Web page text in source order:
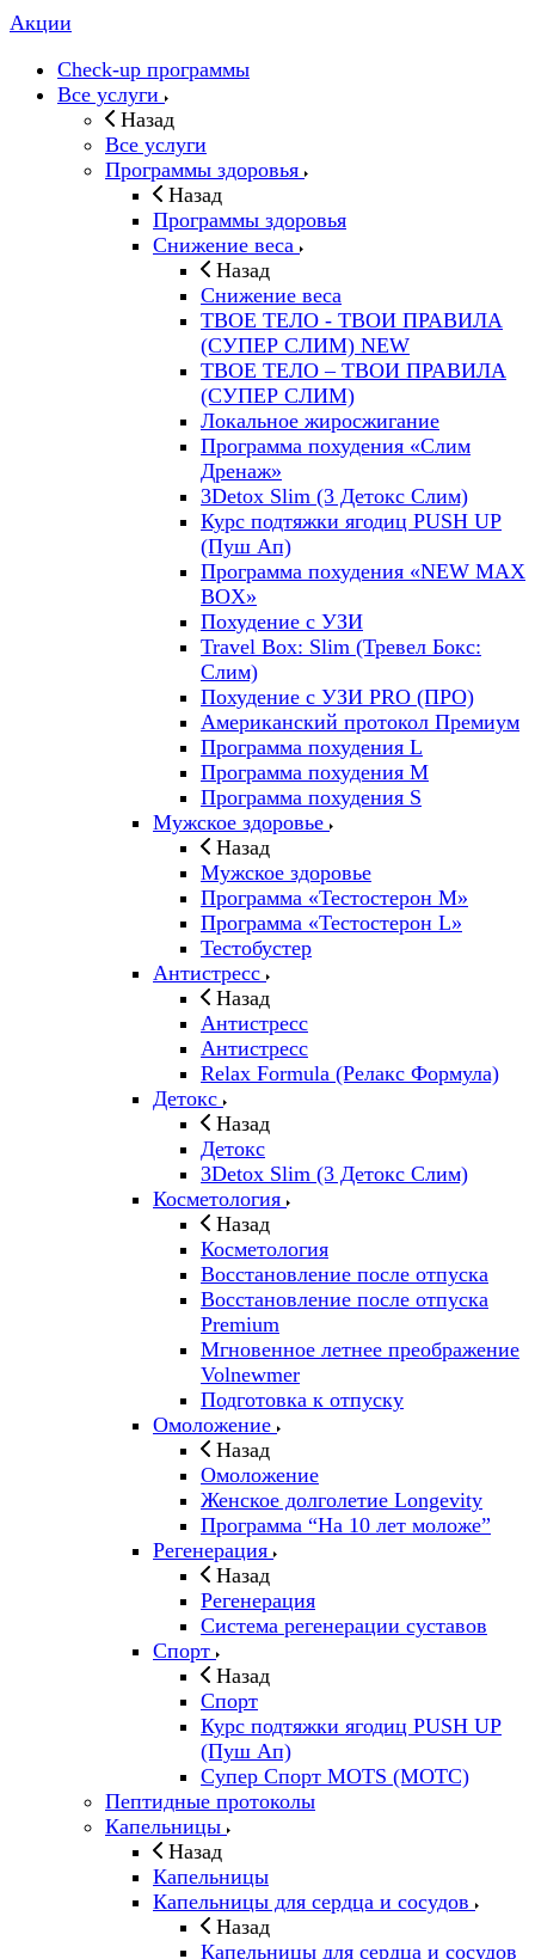
Акции
Check-up программы
Все услуги
Назад
Все услуги
Программы здоровья
Назад
Программы здоровья
Снижение веса
Назад
Снижение веса
ТВОЕ ТЕЛО - ТВОИ ПРАВИЛА
(СУПЕР СЛИМ) NEW
ТВОЕ ТЕЛО – ТВОИ ПРАВИЛА
(СУПЕР СЛИМ)
Локальное жиросжигание
Программа похудения «Слим
Дренаж»
3Detox Slim (3 Детокс Слим)
Курс подтяжки ягодиц PUSH UP
(Пуш Ап)
Программа похудения «NEW MAX
BOX»
Похудение с УЗИ
Travel Box: Slim (Тревел Бокс:
Слим)
Похудение с УЗИ PRO (ПРО)
Американский протокол Премиум
Программа похудения L
Программа похудения M
Программа похудения S
Мужское здоровье
Назад
Мужское здоровье
Программа «Тестостерон M»
Программа «Тестостерон L»
Тестобустер
Антистресс
Назад
Антистресс
Антистресс
Relax Formula (Релакс Формула)
Детокс
Назад
Детокс
3Detox Slim (3 Детокс Слим)
Косметология
Назад
Косметология
Восстановление после отпуска
Восстановление после отпуска
Premium
Мгновенное летнее преображение
Volnewmer
Подготовка к отпуску
Омоложение
Назад
Омоложение
Женское долголетие Longevity
Программа “На 10 лет моложе”
Регенерация
Назад
Регенерация
Система регенерации суставов
Спорт
Назад
Спорт
Курс подтяжки ягодиц PUSH UP
(Пуш Ап)
Супер Спорт MOTS (МОТС)
Пептидные протоколы
Капельницы
Назад
Капельницы
Капельницы для сердца и сосудов
Назад
Капельницы для сердца и сосудов